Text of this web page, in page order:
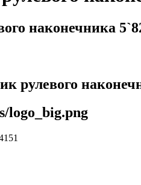
наконечника
рулевого
logo_big.png
1 51